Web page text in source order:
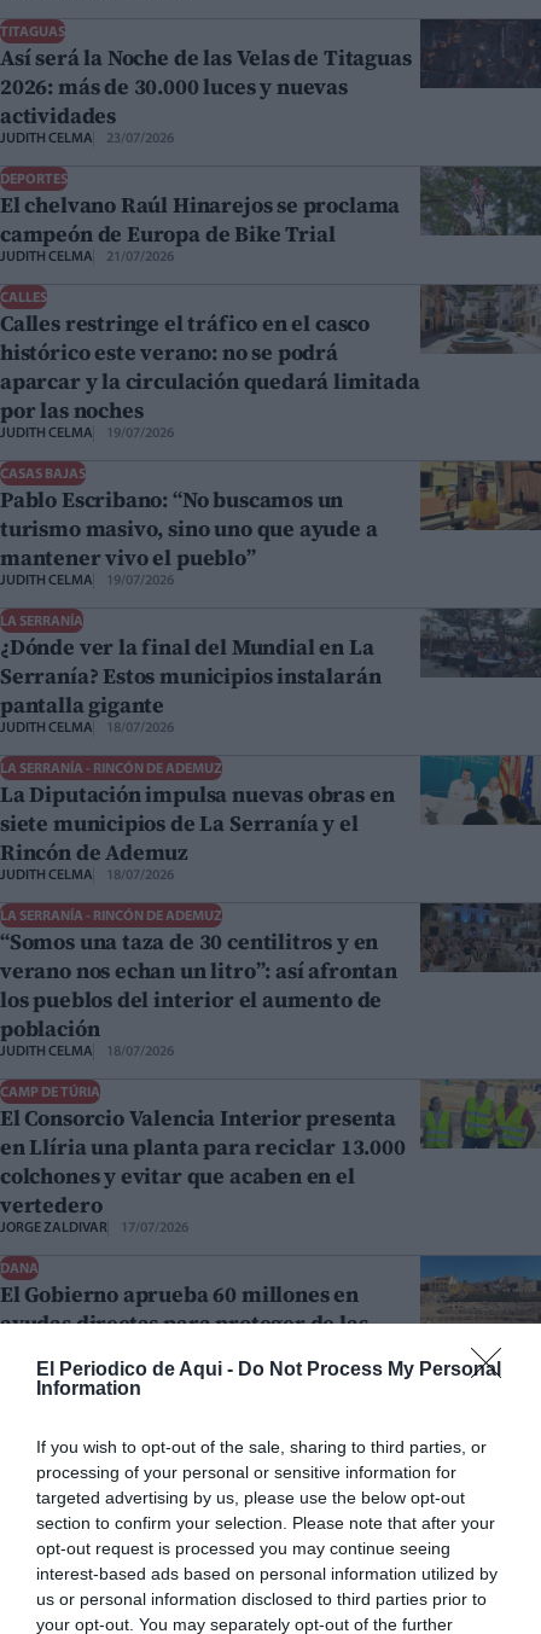
El Periodico de Aqui - Do Not Process My Personal
Information
If you wish to opt-out of the sale, sharing to third parties, or
processing of your personal or sensitive information for
targeted advertising by us, please use the below opt-out
section to confirm your selection. Please note that after your
opt-out request is processed you may continue seeing
interest-based ads based on personal information utilized by
us or personal information disclosed to third parties prior to
your opt-out. You may separately opt-out of the further
TITAGUAS
Así será la Noche de las Velas de Titaguas
2026: más de 30.000 luces y nuevas
actividades
JUDITH CELMA 23/07/2026
DEPORTES
El chelvano Raúl Hinarejos se proclama
campeón de Europa de Bike Trial
JUDITH CELMA 21/07/2026
CALLES
Calles restringe el tráfico en el casco
histórico este verano: no se podrá
aparcar y la circulación quedará limitada
por las noches
JUDITH CELMA 19/07/2026
CASAS BAJAS
Pablo Escribano: “No buscamos un
turismo masivo, sino uno que ayude a
mantener vivo el pueblo”
JUDITH CELMA 19/07/2026
LA SERRANÍA
¿Dónde ver la final del Mundial en La
Serranía? Estos municipios instalarán
pantalla gigante
JUDITH CELMA 18/07/2026
LA SERRANÍA - RINCÓN DE ADEMUZ
La Diputación impulsa nuevas obras en
siete municipios de La Serranía y el
Rincón de Ademuz
JUDITH CELMA 18/07/2026
LA SERRANÍA - RINCÓN DE ADEMUZ
“Somos una taza de 30 centilitros y en
verano nos echan un litro”: así afrontan
los pueblos del interior el aumento de
población
JUDITH CELMA 18/07/2026
CAMP DE TÚRIA
El Consorcio Valencia Interior presenta
en Llíria una planta para reciclar 13.000
colchones y evitar que acaben en el
vertedero
JORGE ZALDIVAR 17/07/2026
DANA
El Gobierno aprueba 60 millones en
ayudas directas para proteger de las
por la dana
CASAS BAJAS
Cuenta atrás para el III Peña Rubia
Sound: rock, ska y música en directo en
Casas Bajas
REDACCIÓN EPDA 14/07/2026
Una casa cerrada no está vacía